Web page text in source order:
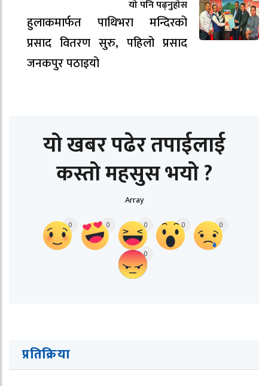
यो पनि पढ्नुहोस
हुलाकमार्फत पाथिभरा मन्दिरको
प्रसाद वितरण सुरु, पहिलो प्रसाद
जनकपुर पठाइयो
यो खबर पढेर तपाईलाई
कस्तो महसुस भयो ?
Array
0 0 0 0 0
0
प्रतिक्रिया